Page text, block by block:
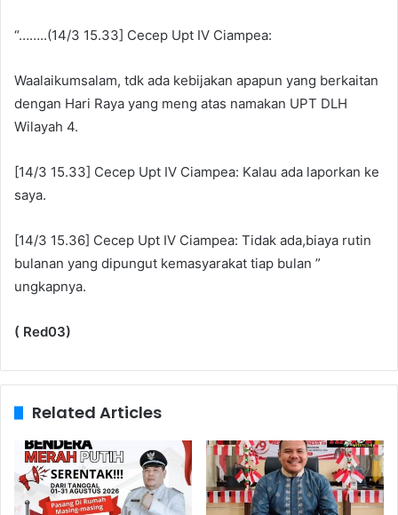
“……..(14/3 15.33] Cecep Upt IV Ciampea:
Waalaikumsalam, tdk ada kebijakan apapun yang berkaitan
dengan Hari Raya yang meng atas namakan UPT DLH
Wilayah 4.
[14/3 15.33] Cecep Upt IV Ciampea: Kalau ada laporkan ke
saya.
[14/3 15.36] Cecep Upt IV Ciampea: Tidak ada,biaya rutin
bulanan yang dipungut kemasyarakat tiap bulan ”
ungkapnya.
( Red03)
Related Articles